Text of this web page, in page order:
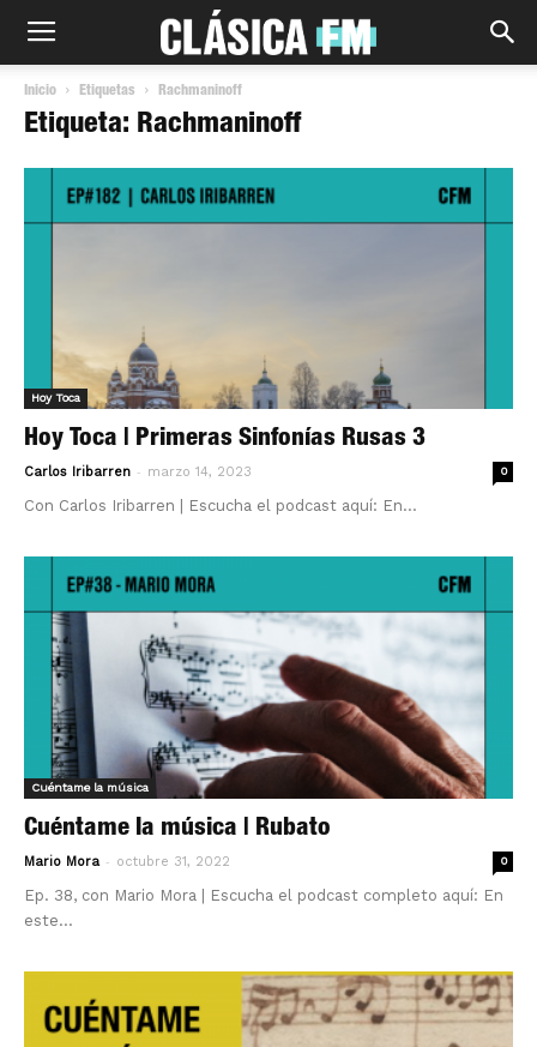
Inicio Etiquetas Rachmaninoff
Etiqueta: Rachmaninoff
Hoy Toca
Hoy Toca | Primeras Sinfonías Rusas 3
Carlos Iribarren - marzo 14, 2023 0
Con Carlos Iribarren | Escucha el podcast aquí: En...
Cuéntame la música
Cuéntame la música | Rubato
Mario Mora - octubre 31, 2022 0
Ep. 38, con Mario Mora | Escucha el podcast completo aquí: En
este...